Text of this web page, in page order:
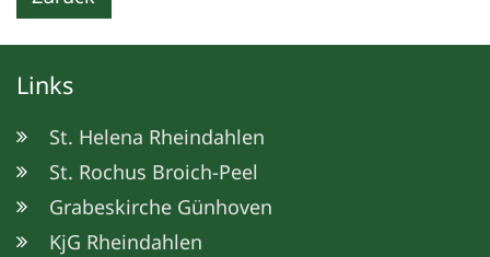
Links
St. Helena Rheindahlen
St. Rochus Broich-Peel
Grabeskirche Günhoven
KjG Rheindahlen